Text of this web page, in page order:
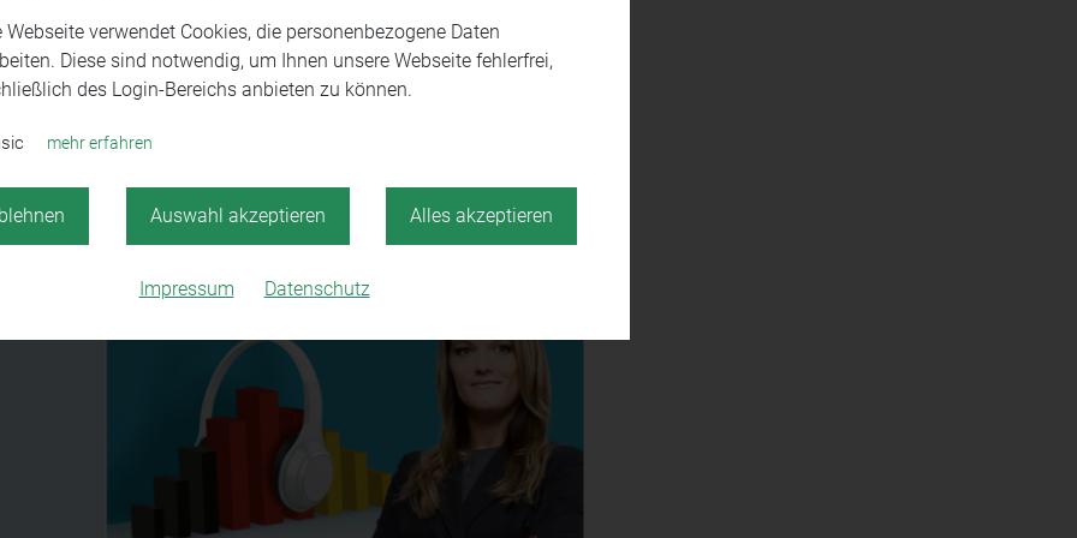
Webseite verwendet Cookies, die personenbezogene Daten
Diese sind notwendig, um Ihnen unsere Webseite fehlerfrei,
des Login-Bereichs anbieten zu können.
mehr erfahren
Auswahl akzeptieren Alles akzeptieren
Impressum Datenschutz